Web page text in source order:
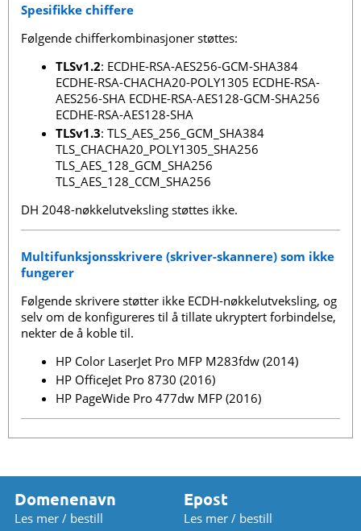
Spesifikke chiffere
Følgende chifferkombinasjoner støttes:
TLSv1.2: ECDHE-RSA-AES256-GCM-SHA384
ECDHE-RSA-CHACHA20-POLY1305 ECDHE-RSA-
AES256-SHA ECDHE-RSA-AES128-GCM-SHA256
ECDHE-RSA-AES128-SHA
TLSv1.3: TLS_AES_256_GCM_SHA384
TLS_CHACHA20_POLY1305_SHA256
TLS_AES_128_GCM_SHA256
TLS_AES_128_CCM_SHA256
DH 2048-nøkkelutveksling støttes ikke.
Multifunksjonsskrivere (skriver-skannere) som ikke
fungerer
Følgende skrivere støtter ikke ECDH-nøkkelutveksling, og
selv om de konfigureres til å tillate ukryptert forbindelse,
nekter de å koble til.
HP Color LaserJet Pro MFP M283fdw (2014)
HP OfficeJet Pro 8730 (2016)
HP PageWide Pro 477dw MFP (2016)
Domenenavn
Les mer / bestill
Epost
Les mer / bestill